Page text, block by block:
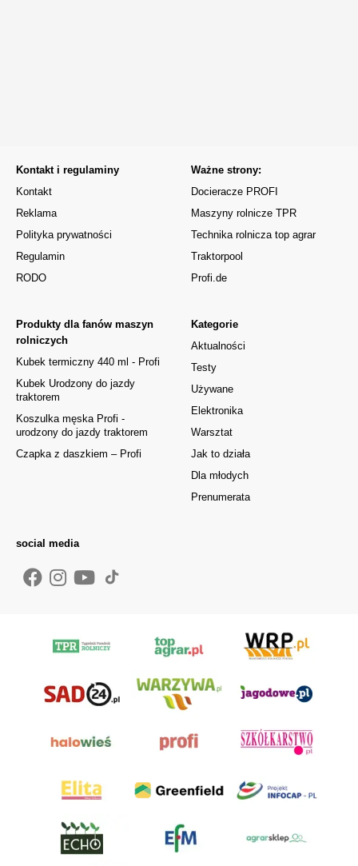
Kontakt i regulaminy
Kontakt
Reklama
Polityka prywatności
Regulamin
RODO
Kategorie
Aktualności
Testy
Używane
Elektronika
Warsztat
Jak to działa
Dla młodych
Prenumerata
Produkty dla fanów maszyn
rolniczych
Kubek termiczny 440 ml - Profi
Kubek Urodzony do jazdy
traktorem
Koszulka męska Profi -
urodzony do jazdy traktorem
Czapka z daszkiem – Profi
Ważne strony:
Docieracze PROFI
Maszyny rolnicze TPR
Technika rolnicza top agrar
Traktorpool
Profi.de
social media